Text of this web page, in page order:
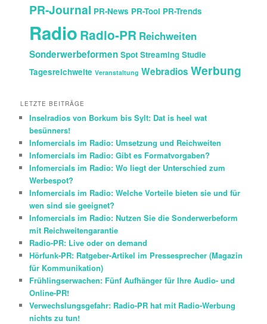
PR-Journal PR-News PR-Tool PR-Trends
Radio Radio-PR Reichweiten
Sonderwerbeformen Spot Streaming Studie
Tagesreichweite Veranstaltung Webradios Werbung
LETZTE BEITRÄGE
Inselradios von Borkum bis Sylt: Dat is heel wat
besünners!
Infomercials im Radio: Umsetzung und Reichweiten
Infomercials im Radio: Gibt es Formatvorgaben?
Infomercials im Radio: Wo liegt der Unterschied zum
Werbespot?
Infomercials im Radio: Welche Vorteile bieten sie und für
wen sind sie geeignet?
Infomercials im Radio: Nutzen Sie die Sonderwerbeform
mit Reichweitengarantie
Radio-PR: Live oder on demand
Hörfunk-PR: Ratgeber-Artikel im Pressesprecher (Magazin
für Kommunikation)
Frühlingserwachen: Fünf Aufhänger für Ihre Audio- und
Online-PR!
Verwechslungsgefahr: Radio-PR hat mit Radio-Werbung
nichts zu tun!